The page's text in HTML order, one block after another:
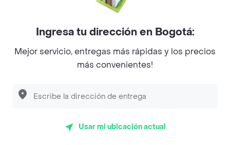
2
Calidad de la comida 32%
Tal como lo pedí
Buena presentación
Ingresa tu dirección en Bogotá:
Mejor servicio, entregas más rápidas y los precios
más convenientes!
Usar mi ubicación actual